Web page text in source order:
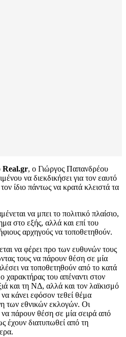
Real.gr, ο Γιώργος Παπανδρέου
να διεκδικήσει για τον εαυτό
ίδιο πάντως να κρατά κλειστά τα
να μπει το πολιτικό πλαίσιο,
στο εξής, αλλά και επί του
αρχηγούς να τοποθετηθούν.
να φέρει προ των ευθυνών τους
τους να πάρουν θέση σε μία
να τοποθετηθούν από το κατά
χαρακτήρας του απέναντι στον
και τη ΝΔ, αλλά και τον λαϊκισμό
κάνει εφόσον τεθεί θέμα
των εθνικών εκλογών. Οι
πάρουν θέση σε μία σειρά από
έχουν διατυπωθεί από τη